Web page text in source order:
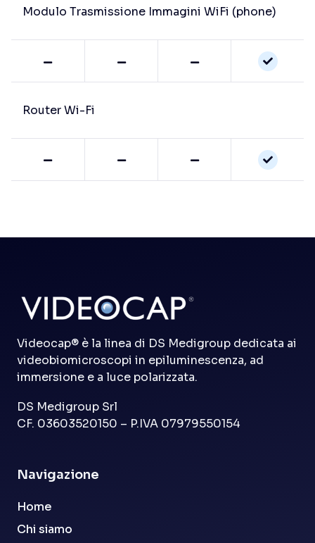
Modulo Trasmissione Immagini WiFi (phone)
Router Wi-Fi
Videocap® è la linea di DS Medigroup dedicata ai
videobiomicroscopi in epiluminescenza, ad
immersione e a luce polarizzata.
DS Medigroup Srl
CF. 03603520150 – P.IVA 07979550154
Navigazione
Home
Chi siamo